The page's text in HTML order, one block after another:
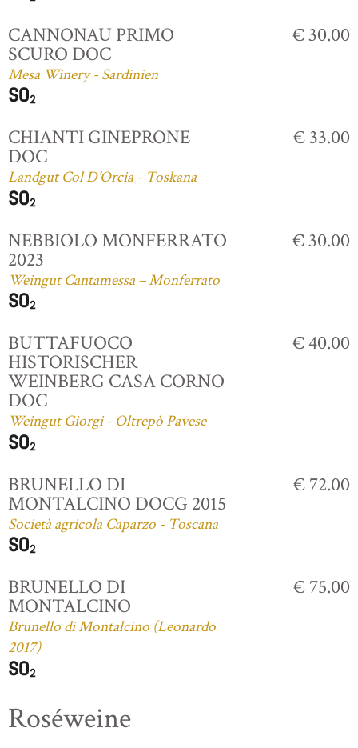
CANNONAU PRIMO
SCURO DOC
Mesa Winery - Sardinien
€ 30.00
CHIANTI GINEPRONE
DOC
Landgut Col D'Orcia - Toskana
€ 33.00
NEBBIOLO MONFERRATO
2023
Weingut Cantamessa – Monferrato
€ 30.00
BUTTAFUOCO
HISTORISCHER
WEINBERG CASA CORNO
DOC
Weingut Giorgi - Oltrepò Pavese
€ 40.00
BRUNELLO DI
MONTALCINO DOCG 2015
Società agricola Caparzo - Toscana
€ 72.00
BRUNELLO DI
MONTALCINO
Brunello di Montalcino (Leonardo
2017)
€ 75.00
Roséweine